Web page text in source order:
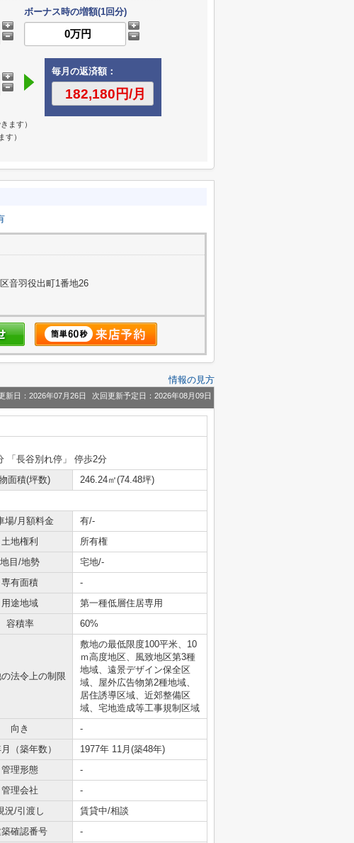
ボーナス時の増額(1回分)
毎月の返済額：
ます）
す）
音羽役出町1番地26
情報の見方
新日：2026年07月26日 次回更新予定日：2026年08月09日
「長谷別れ停」 停歩2分
面積(坪数)
246.24㎡(74.48坪)
場/月額料金
有/-
土地権利
所有権
地目/地勢
宅地/-
専有面積
-
用途地域
第一種低層住居専用
容積率 60%
法令上の制限
敷地の最低限度100平米、10
ｍ高度地区、風致地区第3種
地域、遠景デザイン保全区
域、屋外広告物第2種地域、
居住誘導区域、近郊整備区
域、宅地造成等工事規制区域
向き
-
（築年数）
1977年 11月(築48年)
管理形態
-
管理会社
-
況/引渡し
賃貸中/相談
確認番号
-